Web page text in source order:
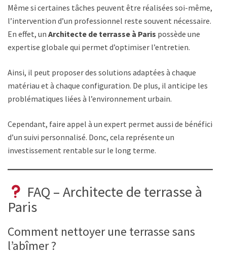
Même si certaines tâches peuvent être réalisées soi-même,
l’intervention d’un professionnel reste souvent nécessaire.
En effet, un Architecte de terrasse à Paris possède une
expertise globale qui permet d’optimiser l’entretien.
Ainsi, il peut proposer des solutions adaptées à chaque
matériau et à chaque configuration. De plus, il anticipe les
problématiques liées à l’environnement urbain.
Cependant, faire appel à un expert permet aussi de bénéficier
d’un suivi personnalisé. Donc, cela représente un
investissement rentable sur le long terme.
FAQ – Architecte de terrasse à
Paris
Comment nettoyer une terrasse sans
l’abîmer ?